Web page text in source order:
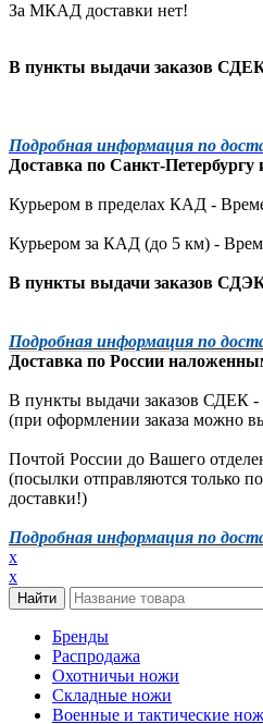
За МКАД доставки нет!
В пункты выдачи заказов
Подробная информация по
Доставка по Санкт-Петербургу
Курьером в пределах КАД -
Курьером за КАД (до 5 км) -
В пункты выдачи заказов
Подробная информация по
Доставка по России
В пункты выдачи заказов СДЕК -
(при оформлении заказа можно
Почтой России до Вашего
(посылки отправляются только
доставки!)
Подробная информация по
x
x
Бренды
Распродажа
Охотничьи ножи
Складные ножи
Военные и тактические